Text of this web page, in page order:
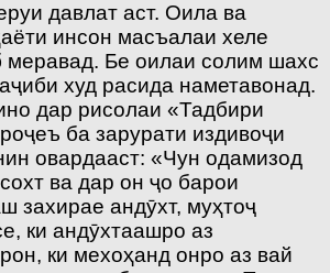
давлат аст. Оила ва
инсон масъалаи хеле
меравад. Бе оилаи солим шахс
худ расида наметавонад.
дар рисолаи «Тадбири
ба зарурати издивоҷи
овардааст: «Чун одамизод
ва дар он ҷо барои
захирае андӯхт, муҳтоҷ
ки андӯхтаашро аз
ки мехоҳанд онро аз вай